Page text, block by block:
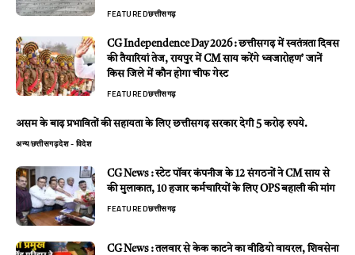
FEATUREDछत्तीसगढ़
CG Independence Day 2026 : छत्तीसगढ़ में स्वतंत्रता दिवस
की तैयारियां तेज, रायपुर में CM साय करेंगे ध्वजारोहण’ जानें
किस जिले में कौन होगा चीफ गेस्ट
FEATUREDछत्तीसगढ़
असम के बाढ़ प्रभावितों की सहायता के लिए छत्तीसगढ़ सरकार देगी 5 करोड़ रुपये.
अन्यछत्तीसगढ़देश - विदेश
CG News : स्टेट पॉवर कंपनीज के 12 संगठनों ने CM साय से
की मुलाकात, 10 हजार कर्मचारियों के लिए OPS बहाली की मांग
FEATUREDछत्तीसगढ़
CG News : तलवार से केक काटने का वीडियो वायरल, शिवसेना